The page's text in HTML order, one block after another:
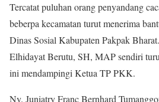
Tercatat puluhan orang penyandang
beberpa kecamatan turut menerima
Dinas Sosial Kabupaten Pakpak
Elhidayat Berutu, SH, MAP sendiri
ini mendampingi Ketua TP PKK.
Ny. Juniatry Franc Bernhard